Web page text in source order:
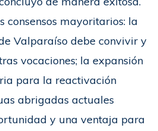
consensos mayoritarios: la
Valparaíso debe convivir y
vocaciones; la expansión
para la reactivación
abrigadas actuales
y una ventaja para